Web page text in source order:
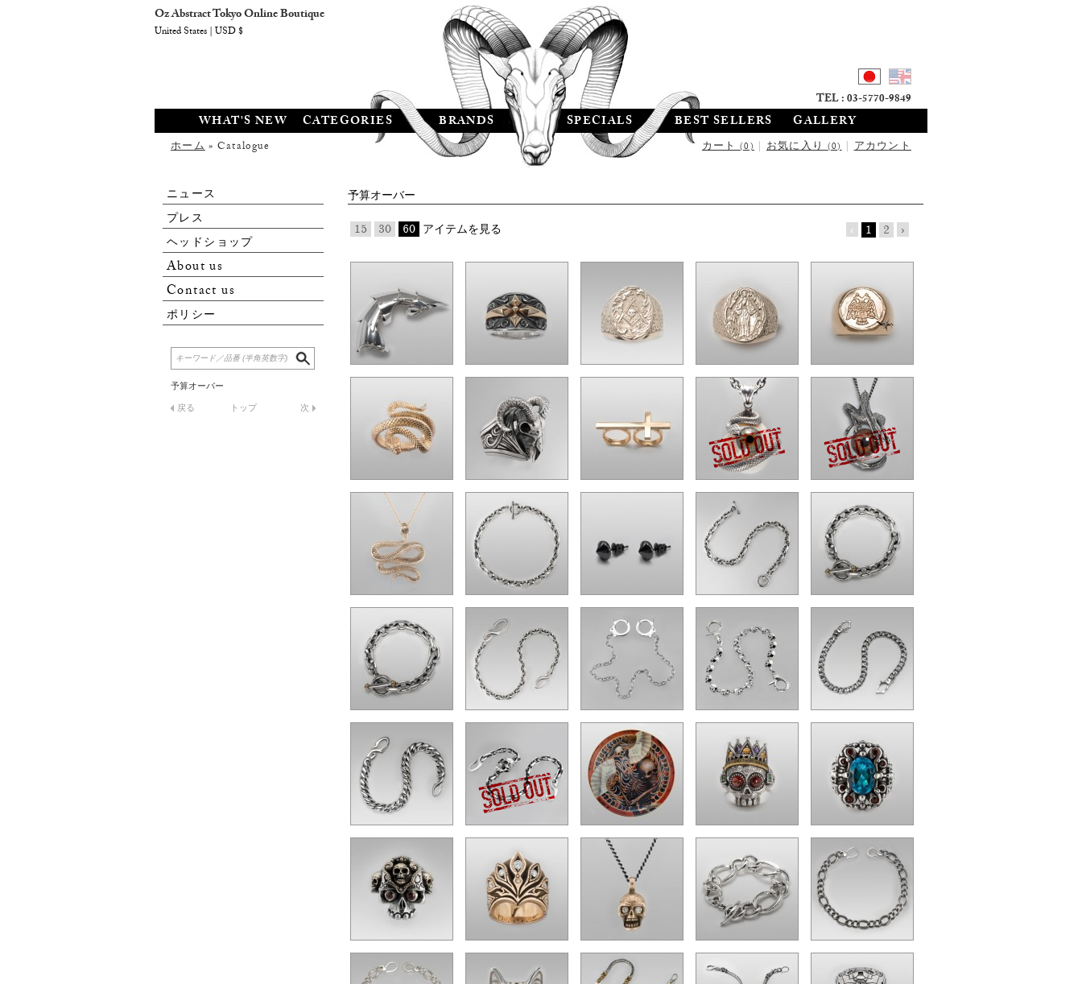
WHAT'S NEW CATEGORIES BRANDS SPECIALS BEST SELLERS GALLERY
カート(0)|お気に入り(0)|アカウント
ホーム» Catalogue
TEL : 03-5770-9849
ニュース
プレス
ヘッドショップ
About us
Contact us
ポリシー
予算オーバー
戻る トップ 次
予算オーバー
‹ 1 2 ›
15 30 60 アイテムを見る
Oz Abstract Tokyo Online Boutique
United States | USD $